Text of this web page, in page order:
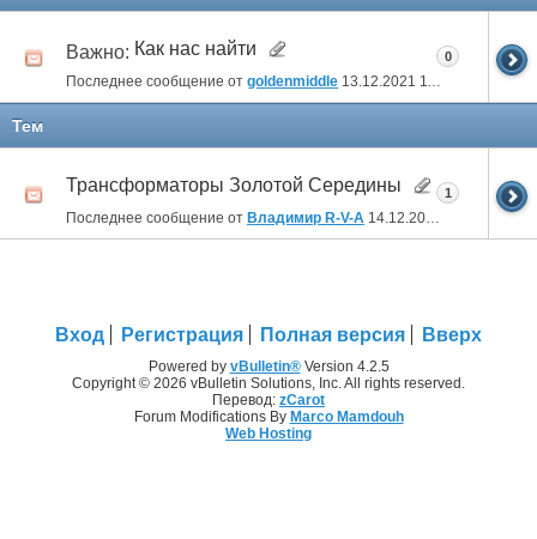
Важно: Как нас найти
Последнее сообщение от goldenmiddle 13.12.2021 11:57
0
Тем
Трансформаторы Золотой Середины
Последнее сообщение от Владимир R-V-A 14.12.2021
1
Вход Регистрация Полная версия Вверх
Powered by vBulletin®Version 4.2.5
Copyright © 2026 vBulletin Solutions, Inc. All rights reserved.
Перевод: zCarot
Forum Modifications By Marco Mamdouh
Web Hosting